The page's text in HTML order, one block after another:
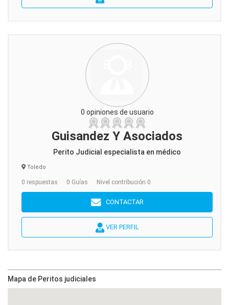
0 opiniones de usuario
Guisandez Y Asociados
Perito Judicial especialista en médico
Toledo
0 respuestas 0 Guías Nivel contribución 0
CONTACTAR
VER PERFIL
Mapa de Peritos judiciales